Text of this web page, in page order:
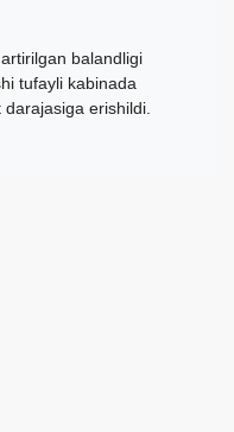
balandligi
tufayli kabinada
erishildi.